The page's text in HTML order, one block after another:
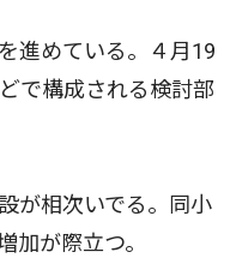
進めている。４月19
で構成される検討部
が相次いでる。同小
が際立つ。